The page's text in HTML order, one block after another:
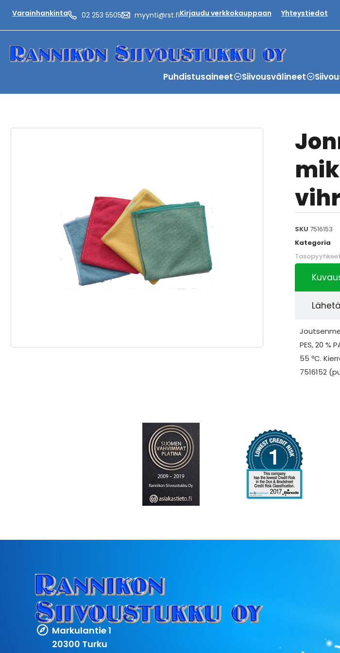
Varainhankinta 02 253 5505 myynti@rst.fiKirjaudu verkkokauppaan Yhteystiedot
Puhdistusaineet Siivousvälineet
SKU 7516153
Kategoria
Tasopyyhkeet
PES, 20 %
55 ºC.
7516152
Markulantie 1
20300 Turku